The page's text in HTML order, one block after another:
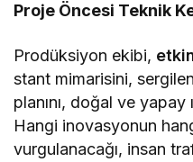
Proje Öncesi Teknik
Prodüksiyon ekibi,
stant mimarisini,
planını, doğal ve yapay
Hangi inovasyonun
vurgulanacağı, insan